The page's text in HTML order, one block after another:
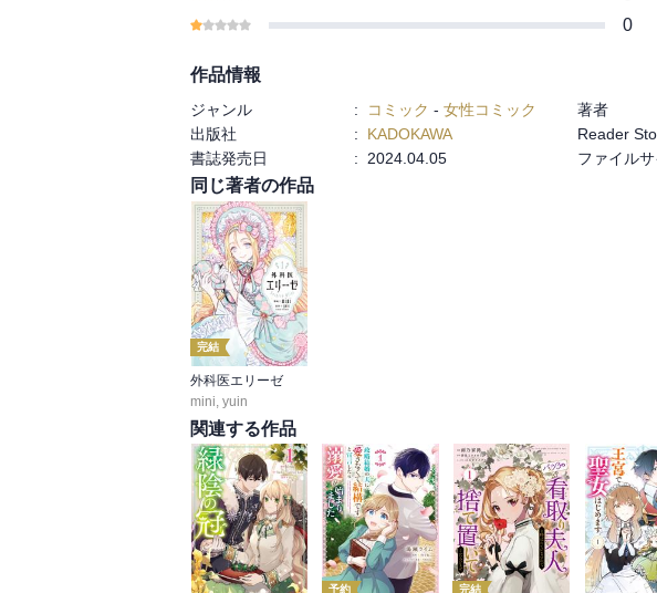
0
作品情報
ジャンル : コミック - 女性コミック 著者
出版社
: KADOKAWA Reader
書誌発売日
: 2024.04.05 ファイル
同じ著者の作品
完結
外科医エリーゼ
mini, yuin
関連する作品
予約 完結